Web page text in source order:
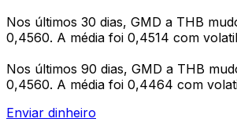
Nos últimos 30 dias, GMD a THB
0,4560. A média foi 0,4514 com
Nos últimos 90 dias, GMD a THB
0,4560. A média foi 0,4464 com
Enviar dinheiro